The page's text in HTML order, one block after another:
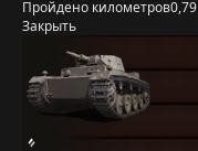
Пройдено километров0,79
Закрыть